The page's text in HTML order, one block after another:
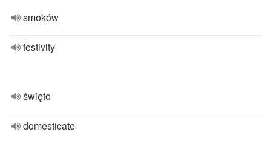
smoków
festivity
święto
domesticate